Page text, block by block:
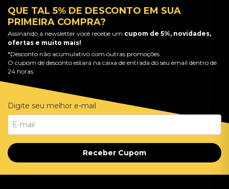
QUE TAL 5% DE DESCONTO EM SUA
PRIMEIRA COMPRA?
Assinando a newsletter você recebe um cupom de 5%, novidades,
ofertas e muito mais!
*Desconto não acumulativo com outras promoções.
O cupom de desconto estará na caixa de entrada do seu email dentro de
24 horas.
Digite seu melhor e-mail
Receber Cupom